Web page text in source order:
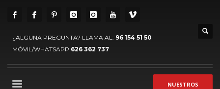
¿ALGUNA PREGUNTA? LLAMA AL: 96 154 51 50
MÓVIL/WHATSAPP 626 362 737
NUESTROS